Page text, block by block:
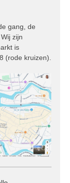
gang, de
zijn
is
(rode kruizen).